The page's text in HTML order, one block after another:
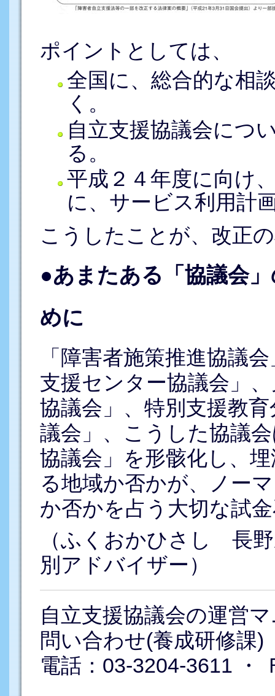
ポイントとしては、
全国に、総合的な相
く。
自立支援協議会につ
る。
平成２４年度に向け
に、サービス利用計
こうしたことが、改正
●あまたある「協議会
めに
「障害者施策推進協議
支援センター協議会」
協議会」、特別支援教
議会」、こうした協議
協議会」を形骸化し、
る地域か否かが、ノー
か否かを占う大切な試
（ふくおかひさし 長
別アドバイザー）
自立支援協議会の運営
問い合わせ(養成研修課)
電話：03-3204-3611 ・